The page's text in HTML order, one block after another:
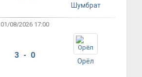
Шумбрат
01/08/2026 17:00
3 - 0
Орёл